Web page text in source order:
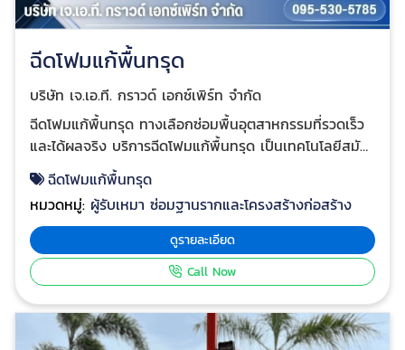
ฉีดโฟมแก้พื้นทรุด
บริษัท เจ.เอ.ที. กราวด์ เอกซ์เพิร์ท จำกัด
ฉีดโฟมแก้พื้นทรุด ทางเลือกซ่อมพื้นอุตสาหกรรมที่รวดเร็ว
และได้ผลจริง บริการฉีดโฟมแก้พื้นทรุด เป็นเทคโนโลยีสมัย
ใหม่ที่ช่วยยกและปรับระดับพื้นคอนกรีตให้กลับมาเรียบเสมอ
ลดปัญหาพื้นแตกร้าวและการทรุดตัวซ้ำ โดย บริษัท เจ.เอ.ที.
กราวด์ เอกซ์เพิร์ท จำกัด ใช้โฟมโพลียูรีเทนคุณภาพสูง ฉีด
ลงไปเติมเต็มโพรงใต้พื้น ทำให้โครงสร้างแข็งแรงขึ้นทันที
จุดเด่นของการฉีดโฟม คือ ไม่ต้องทุบรื้อหน้างาน ช่วยลด
เวลาในการซ่อม และไม่กระทบต่อการดำเนินงานของโรงงาน
อ่อน การทรุดตัวจากน้ำกัดเซาะ หรือพื้นที่ที่รับน้ำหนัก
เครื่องจักรหนัก เทคโนโลยีนี้สามารถควบคุมระดับการยกได้
ฉีดโฟมแก้พื้นทรุด
หมวดหมู่: ผู้รับเหมา ซ่อมฐานรากและโครงสร้างก่อสร้าง
ดูรายละเอียด
Call Now